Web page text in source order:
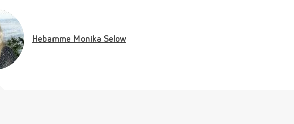
Hebamme Monika Selow